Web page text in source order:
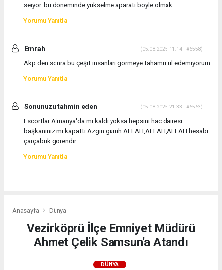
seiyor. bu döneminde yükselme aparatı böyle olmak.
Yorumu Yanıtla
Emrah (05.08.2025 11:14 - #6558)
Akp den sonra bu çeşit insanları görmeye tahammül edemiyorum.
Yorumu Yanıtla
Sonunuzu tahmin eden (05.08.2025 21:33 - #6563)
Escortlar Almanya'da mi kaldı yoksa hepsini hac dairesi
başkanıniz mi kapattı.Azgin güruh.ALLAH,ALLAH,ALLAH hesabı
çarçabuk görendir
Yorumu Yanıtla
Anasayfa Dünya
Vezirköprü İlçe Emniyet Müdürü
Ahmet Çelik Samsun'a Atandı
DÜNYA